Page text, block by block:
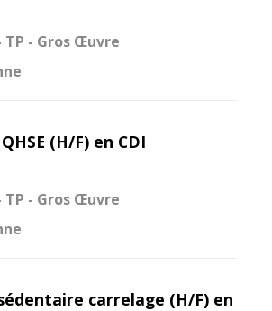
- Gros Œuvre
(H/F) en CDI
- Gros Œuvre
carrelage (H/F) en